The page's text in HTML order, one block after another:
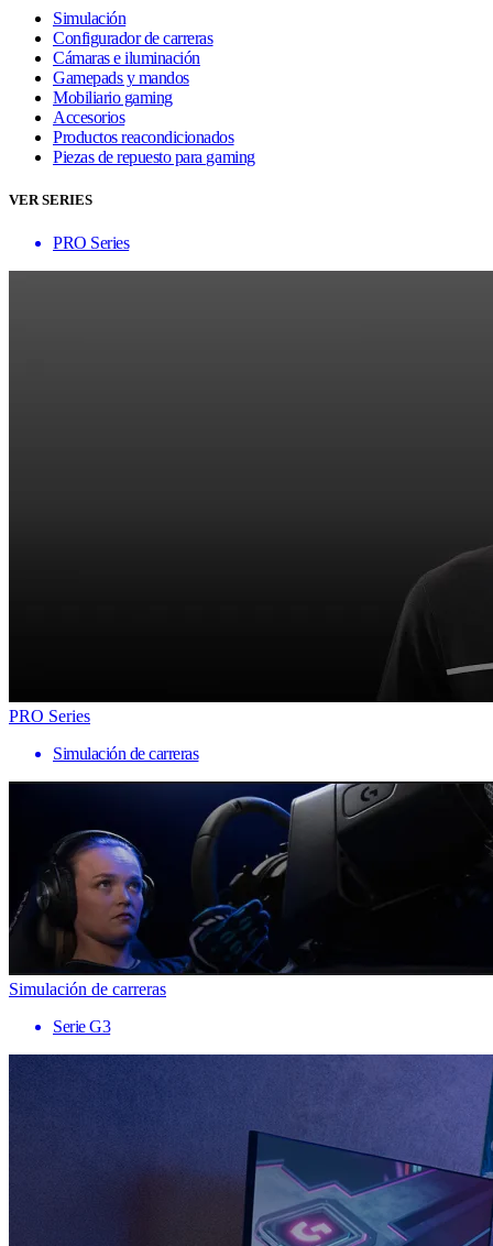
Simulación
Configurador de carreras
Cámaras e iluminación
Gamepads y mandos
Mobiliario gaming
Accesorios
Productos reacondicionados
Piezas de repuesto para gaming
VER SERIES
PRO Series
PRO Series
Simulación de carreras
Simulación de carreras
Serie G3